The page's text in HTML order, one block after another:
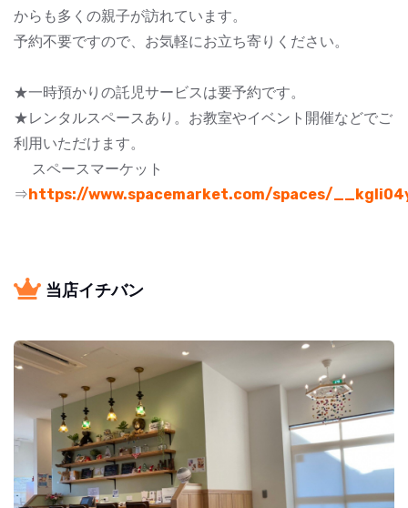
からも多くの親子が訪れています。
予約不要ですので、お気軽にお立ち寄りください。
★一時預かりの託児サービスは要予約です。
★レンタルスペースあり。お教室やイベント開催などでご
利用いただけます。
スペースマーケット
⇒https://www.spacemarket.com/spaces/
当店イチバン